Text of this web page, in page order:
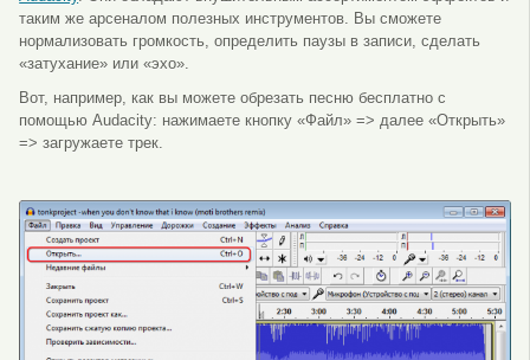
таким же арсеналом полезных инструментов. Вы сможете
нормализовать громкость, определить паузы в записи, сделать
«затухание» или «эхо».
Вот, например, как вы можете обрезать песню бесплатно с
помощью Audacity: нажимаете кнопку «Файл» => далее «Открыть»
=> загружаете трек.